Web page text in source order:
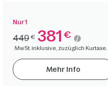
Nur 1
449 € 381 €
MwSt. inklusive, zuzüglich Kurtaxe.
Mehr Info